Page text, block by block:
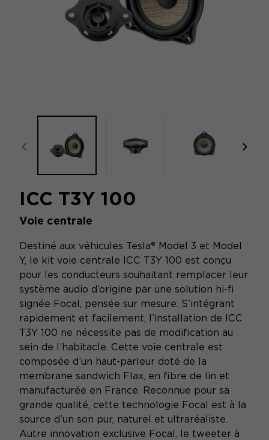
focal-naim-frontent::misc.prev_label
ICC T3Y 100
Voie centrale
Destiné aux véhicules Tesla® Model 3 et Model
Y, le kit voie centrale ICC T3Y 100 est conçu
pour les conducteurs souhaitant remplacer leur
système audio d’origine par une solution hi-fi
signée Focal, pensée sur mesure. S’intégrant
rapidement et facilement, l’installation de ICC
T3Y 100 ne nécessite pas de modification au
sein de l’habitacle. Cette voie centrale est
composée d’un haut-parleur doté de la
membrane sandwich Flax, en fibre de lin et
manufacturée en France. Reconnue pour sa
grande qualité, cette technologie Focal est à la
source d’un son pur, naturel et ultraréaliste.
Autre innovation exclusive Focal, le tweeter à